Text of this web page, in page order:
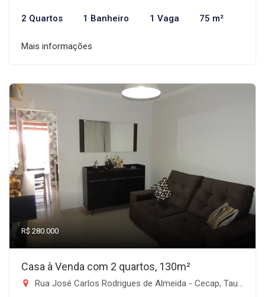
2 Quartos 1 Banheiro 1 Vaga 75 m²
Mais informações
R$ 280.000
Casa à Venda com 2 quartos, 130m²
Rua José Carlos Rodrigues de Almeida - Cecap, Taubaté-SP